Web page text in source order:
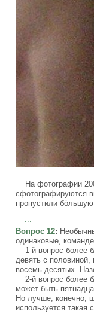
На фотографии
сфотографируются
пропустили бóльшую
...
Вопрос 12:
одинаковые,
1-й вопрос более
девять с
восемь десятых.
2-й вопрос более
может быть
Но лучше, конечно,
используется такая